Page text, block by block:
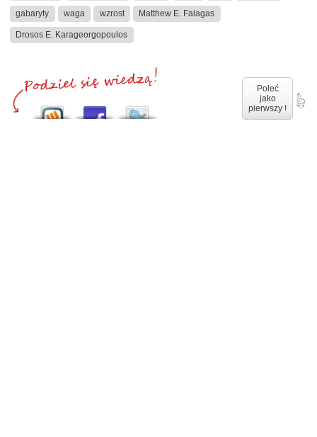
gabaryty waga wzrost Matthew E. Falagas
Drosos E. Karageorgopoulos
Poleć
jako
pierwszy !